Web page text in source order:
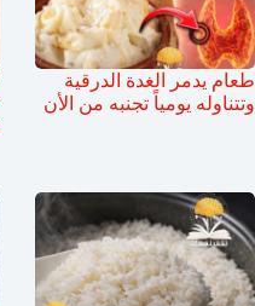
طعام يدمر الغدة الدرقية
وتتناوله يومياً تجنبه من الأن